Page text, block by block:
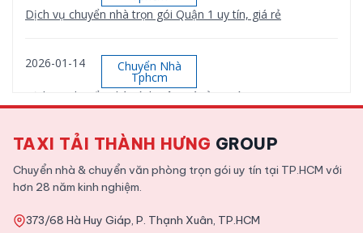
Dịch vụ chuyển nhà trọn gói Quận 1 uy tín, giá rẻ
2026-01-14 Chuyển Nhà
Tphcm
Dịch vụ chuyển nhà Bình Tân giá rẻ, uy tín
2026-01-12 Chuyển Nhà
Dịch vụ chuyển nhà trọn gói Quận 9 uy tín, giá rẻ
2025-11-09
Tin Tức
TAXI TẢI THÀNH HƯNG GROUP
Chuyển nhà & chuyển văn phòng trọn gói uy tín tại TP.HCM với
hơn 28 năm kinh nghiệm.
373/68 Hà Huy Giáp, P. Thạnh Xuân, TP.HCM